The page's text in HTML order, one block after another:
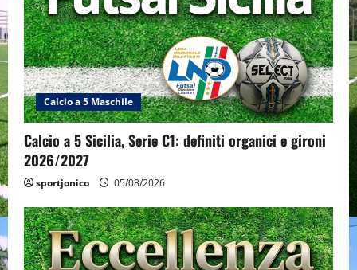
Calcio a 5 Maschile
Calcio a 5 Sicilia, Serie C1: definiti organici e gironi
2026/2027
sportjonico 05/08/2026